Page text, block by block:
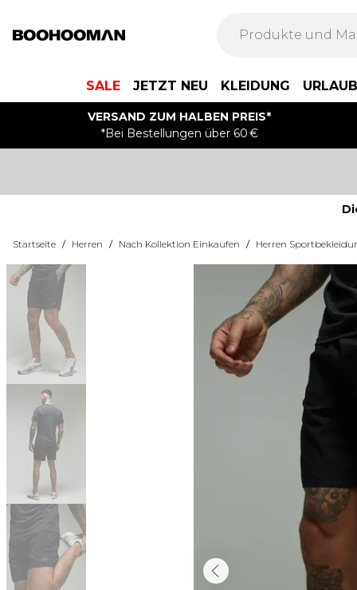
SALE JETZT NEU KLEIDUNG
VERSAND ZUM HALBEN PREIS*
*Bei Bestellungen über 60 €
Startseite / Herren / Nach Kollektion Einkaufen / Herren